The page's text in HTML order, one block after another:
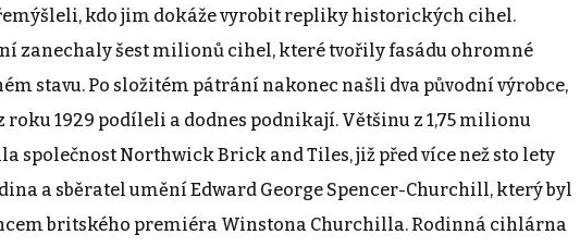
kdo jim dokáže vyrobit repliky historických cihel.
zanechaly šest milionů cihel, které tvořily fasádu ohromné
stavu. Po složitém pátrání nakonec našli dva původní výrobce,
roku 1929 podíleli a dodnes podnikají. Většinu z 1,75 milionu
společnost Northwick Brick and Tiles, již před více než sto lety
a sběratel umění Edward George Spencer-Churchill, který byl
britského premiéra Winstona Churchilla. Rodinná cihlárna